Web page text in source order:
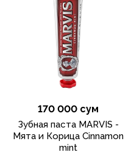
170 000 сум
Зубная паста MARVIS -
Мята и Корица Cinnamon
mint